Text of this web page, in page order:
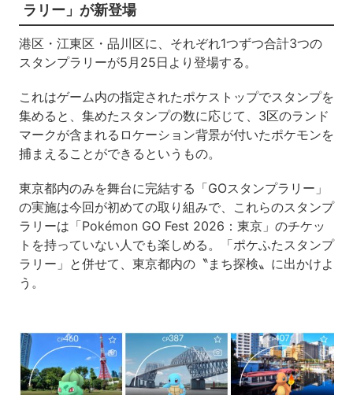
ラリー」が新登場
港区・江東区・品川区に、それぞれ1つずつ合計3つの
スタンプラリーが5月25日より登場する。
これはゲーム内の指定されたポケストップでスタンプを
集めると、集めたスタンプの数に応じて、3区のランド
マークが含まれるロケーション背景が付いたポケモンを
捕まえることができるというもの。
東京都内のみを舞台に完結する「GOスタンプラリー」
の実施は今回が初めての取り組みで、これらのスタンプ
ラリーは「Pokémon GO Fest 2026：東京」のチケッ
トを持っていない人でも楽しめる。「ポケふたスタンプ
ラリー」と併せて、東京都内の〝まち探検〟に出かけよ
う。